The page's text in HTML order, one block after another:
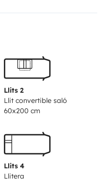
votre séjour.
Llits 2
Llit convertible saló
60x200 cm
Llits 4
Llitera